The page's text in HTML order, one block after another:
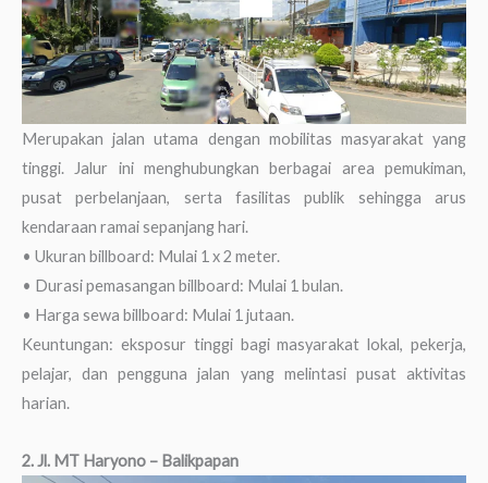
Merupakan jalan utama dengan mobilitas masyarakat yang
tinggi. Jalur ini menghubungkan berbagai area pemukiman,
pusat perbelanjaan, serta fasilitas publik sehingga arus
kendaraan ramai sepanjang hari.
• Ukuran billboard: Mulai 1 x 2 meter.
• Durasi pemasangan billboard: Mulai 1 bulan.
• Harga sewa billboard: Mulai 1 jutaan.
Keuntungan: eksposur tinggi bagi masyarakat lokal, pekerja,
pelajar, dan pengguna jalan yang melintasi pusat aktivitas
harian.
2. Jl. MT Haryono – Balikpapan